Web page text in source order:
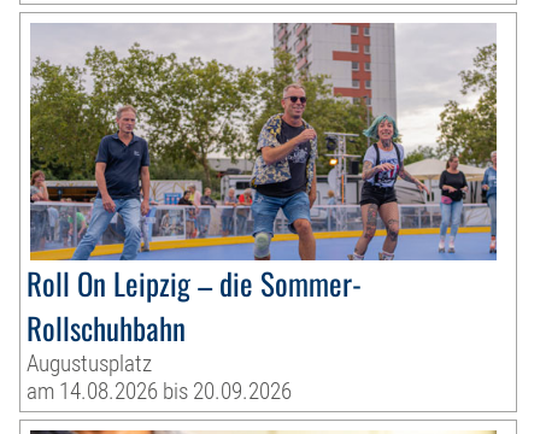
Roll On Leipzig – die Sommer-
Rollschuhbahn
Augustusplatz
am 14.08.2026 bis 20.09.2026